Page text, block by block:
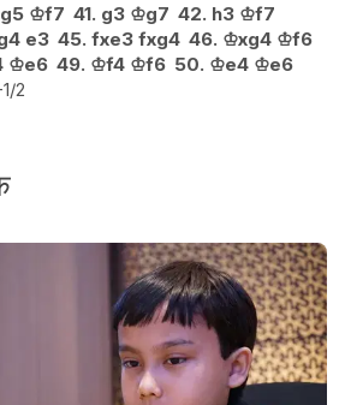
g5 ♔f7 41. g3 ♔g7 42. h3 ♔f7
e3 45. fxe3 fxg4 46. ♔xg4 ♔f6
♔e6 49. ♔f4 ♔f6 50. ♔e4 ♔e6
2